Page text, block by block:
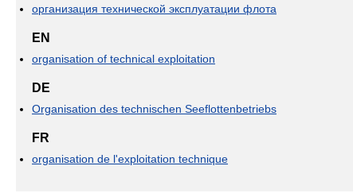
организация технической эксплуатации флота
EN
organisation of technical exploitation
DE
Organisation des technischen Seeflottenbetriebs
FR
organisation de l'exploitation technique